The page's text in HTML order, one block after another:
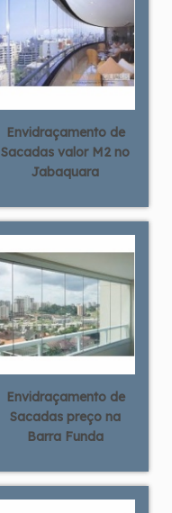
Envidraçamento de
Sacadas valor M2 no
Jabaquara
Envidraçamento de
Sacadas preço na
Barra Funda